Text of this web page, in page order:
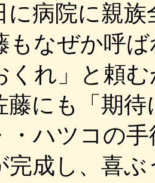
に病院に親族
もなぜか呼
くれ」と頼
藤にも「期
・ハツコの
完成し、喜